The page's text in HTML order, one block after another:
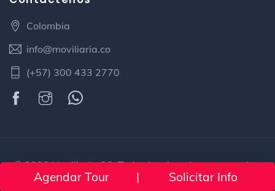
Colombia
info@moviliaria.co
(+57) 300 433 2770
© 2026 Moviliaria CO. Todos los derechos reservados.
Agendar Tour | Solicitar Info